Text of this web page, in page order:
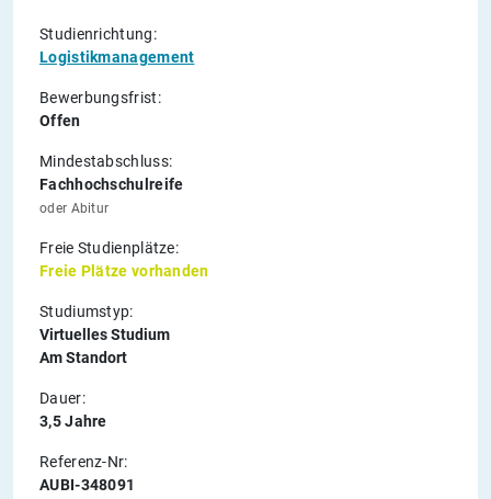
Studienrichtung:
Logistikmanagement
Bewerbungsfrist:
Offen
Mindestabschluss:
Fachhochschulreife
oder Abitur
Freie Studienplätze:
Freie Plätze vorhanden
Studiumstyp:
Virtuelles Studium
Am Standort
Dauer:
3,5 Jahre
Referenz-Nr:
AUBI-348091